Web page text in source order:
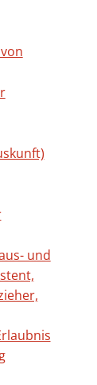
und